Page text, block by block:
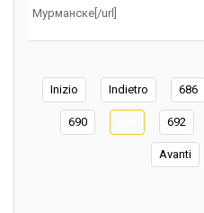
Мурманске[/url]
Inizio Indietro 686
690 692
Avanti